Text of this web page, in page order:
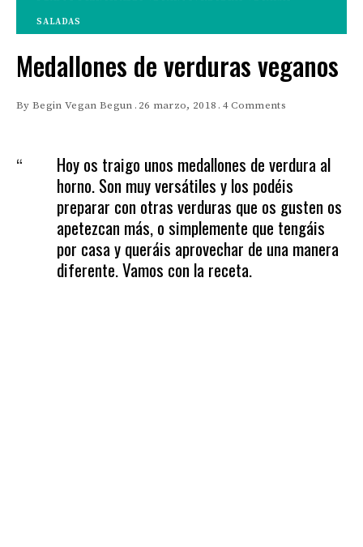
SALADAS
Medallones de verduras veganos
By Begin Vegan Begun 26 marzo, 2018 4 Comments
Hoy os traigo unos medallones de verdura al
horno. Son muy versátiles y los podéis
preparar con otras verduras que os gusten os
apetezcan más, o simplemente que tengáis
por casa y queráis aprovechar de una manera
diferente. Vamos con la receta.